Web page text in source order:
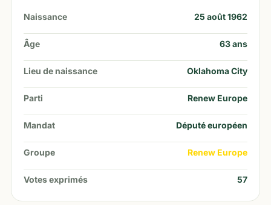
Naissance 25 août 1962
Âge 63ans
Lieu de naissance Oklahoma City
Parti Renew Europe
Mandat Député européen
Groupe Renew Europe
Votes exprimés 57